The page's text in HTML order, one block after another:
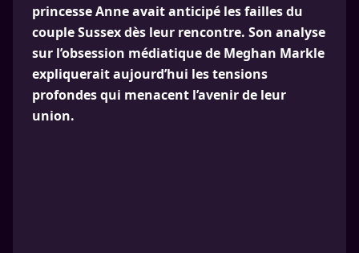
princesse Anne avait anticipé les failles du
couple Sussex dès leur rencontre. Son analyse
sur l’obsession médiatique de Meghan Markle
expliquerait aujourd’hui les tensions
profondes qui menacent l’avenir de leur
union.